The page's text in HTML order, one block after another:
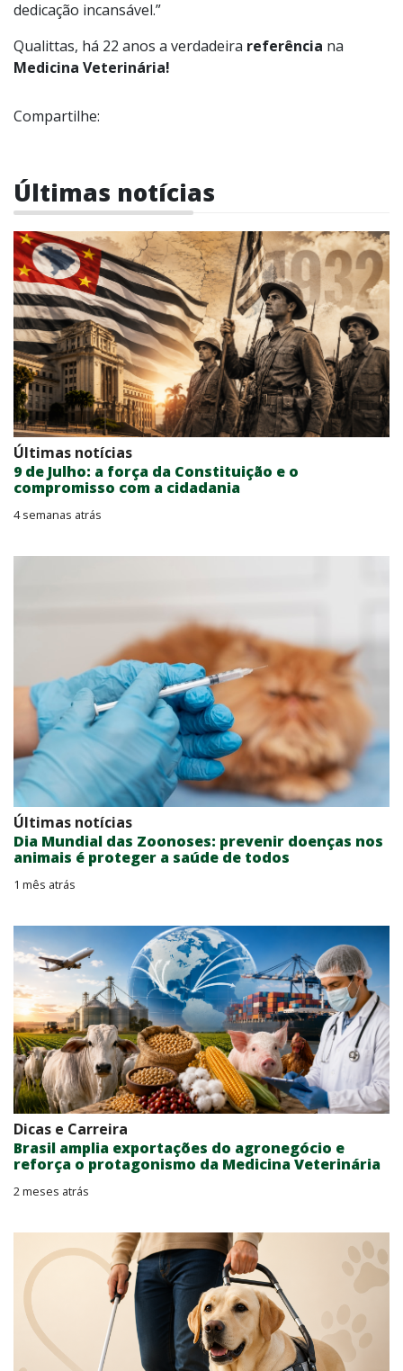
dedicação incansável.”
Qualittas, há 22 anos a verdadeira referência na
Medicina Veterinária!
Compartilhe:
Últimas notícias
Últimas notícias
9 de Julho: a força da Constituição e o
compromisso com a cidadania
4 semanas atrás
Últimas notícias
Dia Mundial das Zoonoses: prevenir doenças nos
animais é proteger a saúde de todos
1 mês atrás
Dicas e Carreira
Brasil amplia exportações do agronegócio e
reforça o protagonismo da Medicina Veterinária
2 meses atrás